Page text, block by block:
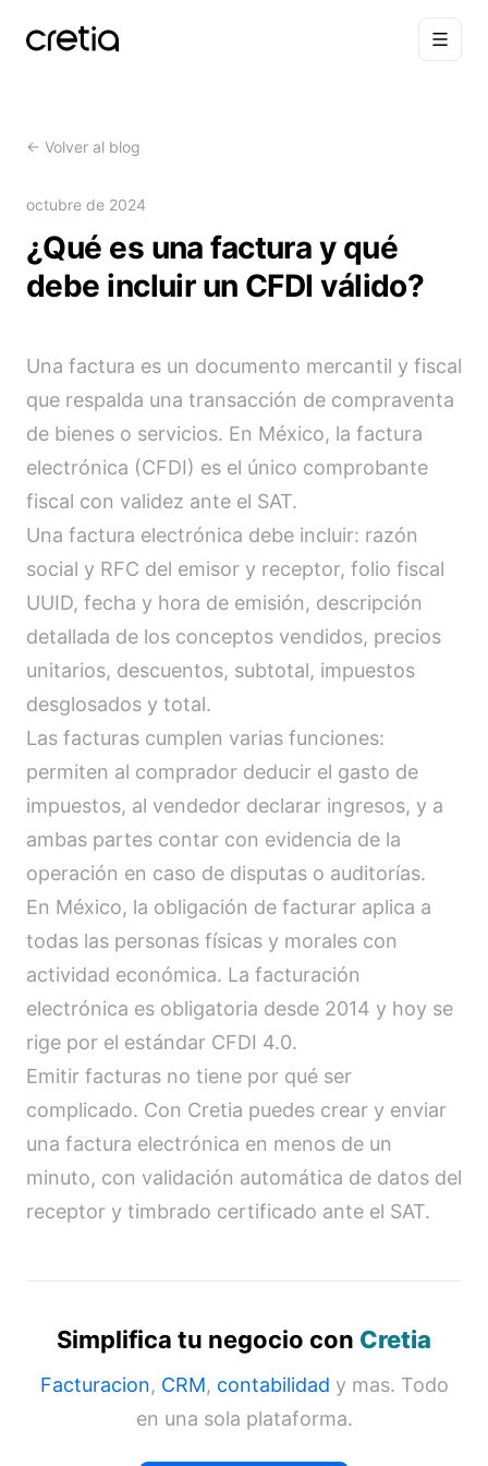
← Volver al blog
octubre de 2024
¿Qué es una factura y qué
debe incluir un CFDI válido?
Una factura es un documento mercantil y fiscal
que respalda una transacción de compraventa
de bienes o servicios. En México, la factura
electrónica (CFDI) es el único comprobante
fiscal con validez ante el SAT.
Una factura electrónica debe incluir: razón
social y RFC del emisor y receptor, folio fiscal
UUID, fecha y hora de emisión, descripción
detallada de los conceptos vendidos, precios
unitarios, descuentos, subtotal, impuestos
desglosados y total.
Las facturas cumplen varias funciones:
permiten al comprador deducir el gasto de
impuestos, al vendedor declarar ingresos, y a
ambas partes contar con evidencia de la
operación en caso de disputas o auditorías.
En México, la obligación de facturar aplica a
todas las personas físicas y morales con
actividad económica. La facturación
electrónica es obligatoria desde 2014 y hoy se
rige por el estándar CFDI 4.0.
Emitir facturas no tiene por qué ser
complicado. Con Cretia puedes crear y enviar
una factura electrónica en menos de un
minuto, con validación automática de datos del
receptor y timbrado certificado ante el SAT.
Simplifica tu negocio con Cretia
Facturacion, CRM, contabilidad y mas. Todo
en una sola plataforma.